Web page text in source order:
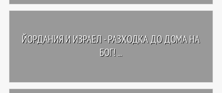
ЙОРДАНИЯ И ИЗРАЕЛ - РАЗХОДКА ДО ДОМА НА
БОГ! ...